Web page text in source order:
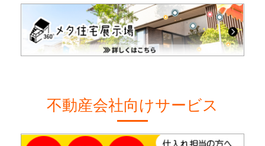
不動産会社向けサービス